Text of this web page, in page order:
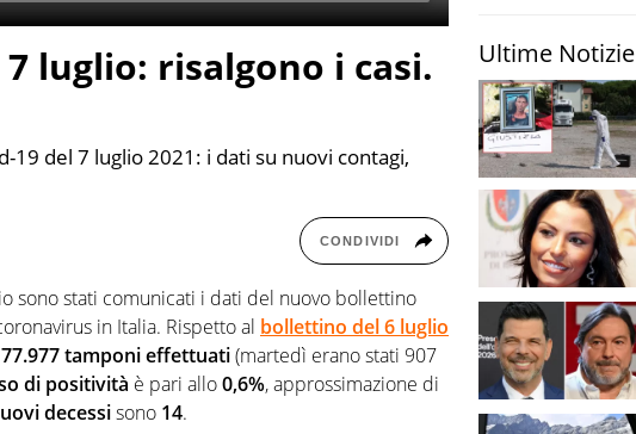
luglio: risalgono i casi.
19 del 7 luglio 2021: i dati su nuovi contagi,
CONDIVIDI
sono stati comunicati i dati del nuovo bollettino
in Italia. Rispetto al bollettino del 6 luglio
tamponi effettuati(martedì erano stati 907
di positività è pari allo0,6%, approssimazione di
decessisono 14.
Ultime Notizie